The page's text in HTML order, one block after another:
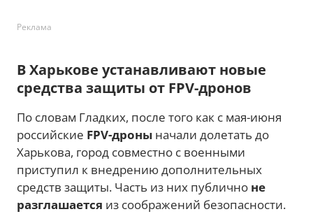
Реклама
В Харькове устанавливают новые
средства защиты от FPV-дронов
По словам Гладких, после того как с мая-июня
российские FPV-дроны начали долетать до
Харькова, город совместно с военными
приступил к внедрению дополнительных
средств защиты. Часть из них публично не
разглашается из соображений безопасности.